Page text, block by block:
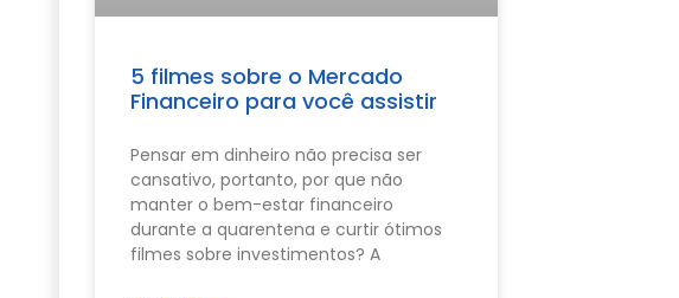
5 filmes sobre o Mercado
Financeiro para você assistir
Pensar em dinheiro não precisa ser
cansativo, portanto, por que não
manter o bem-estar financeiro
durante a quarentena e curtir ótimos
filmes sobre investimentos? A